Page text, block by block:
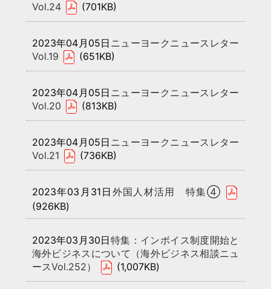
Vol.24
(701KB)
2023年04月05日 ニューヨークニュースレター
Vol.19
(651KB)
2023年04月05日 ニューヨークニュースレター
Vol.20
(813KB)
2023年04月05日 ニューヨークニュースレター
Vol.21
(736KB)
2023年03月31日 外国人材活用 特集④
(926KB)
2023年03月30日特集：インボイス制度開始と
海外ビジネスについて（海外ビジネス相談ニュ
ースVol.252）
(1,007KB)